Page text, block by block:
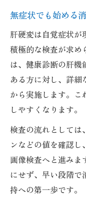
欠な理由
生活習慣から
消化器内
慣
肝硬変リ
習慣
守山市で
食生活改
方法
消化器内
肝硬変リスク
無症状でも始める
肝硬変は自覚症状が
積極的な検査が求め
は、健康診断の肝
ある方に対し、詳
から実施します。
しやすくなります。
検査の流れとしては
ンなどの値を確認
画像検査へと進みま
にせず、早い段階
持への第一歩です。